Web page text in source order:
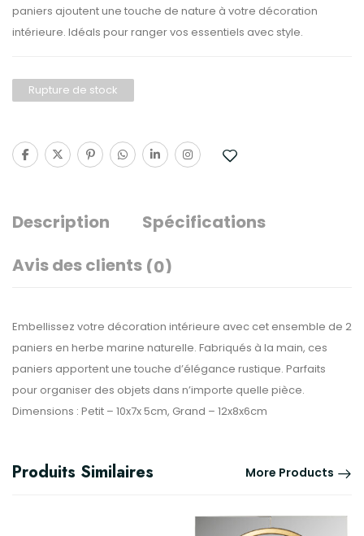
paniers ajoutent une touche de nature à votre décoration
intérieure. Idéals pour ranger vos essentiels avec style.
Rupture de stock
Description
Spécifications
Avis des clients (0)
Embellissez votre décoration intérieure avec cet ensemble de 2
paniers en herbe marine naturelle. Fabriqués à la main, ces
paniers apportent une touche d’élégance rustique. Parfaits
pour organiser des objets dans n’importe quelle pièce.
Dimensions : Petit – 10x7x 5cm, Grand – 12x8x6cm
Produits Similaires More Products